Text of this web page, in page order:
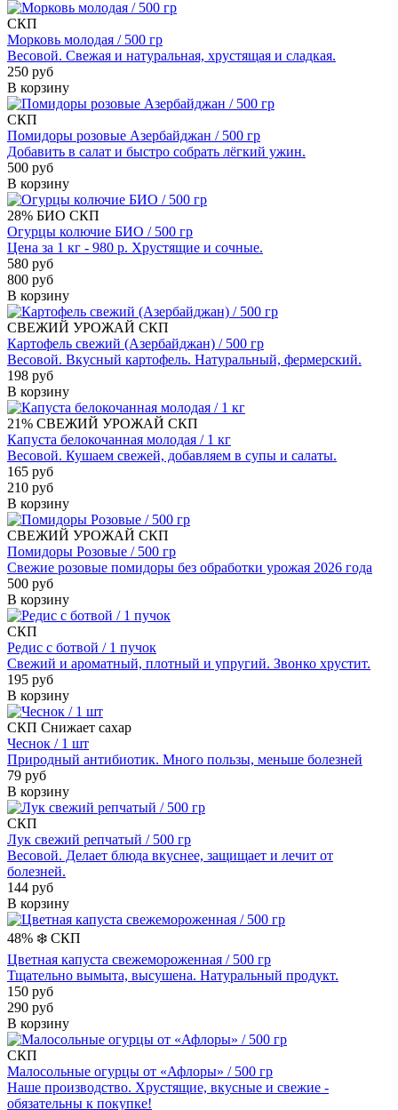
СКП
Морковь молодая / 500 гр
Весовой. Свежая и натуральная, хрустящая и сладкая.
250 руб
В корзину
СКП
Помидоры розовые Азербайджан / 500 гр
Добавить в салат и быстро собрать лёгкий ужин.
500 руб
В корзину
28% БИО СКП
Огурцы колючие БИО / 500 гр
Цена за 1 кг - 980 р. Хрустящие и сочные.
580 руб
800 руб
В корзину
СВЕЖИЙ УРОЖАЙ СКП
Картофель свежий (Азербайджан) / 500 гр
Весовой. Вкусный картофель. Натуральный, фермерский.
198 руб
В корзину
21% СВЕЖИЙ УРОЖАЙ СКП
Капуста белокочанная молодая / 1 кг
Весовой. Кушаем свежей, добавляем в супы и салаты.
165 руб
210 руб
В корзину
СВЕЖИЙ УРОЖАЙ СКП
Помидоры Розовые / 500 гр
Свежие розовые помидоры без обработки урожая 2026 года
500 руб
В корзину
СКП
Редис с ботвой / 1 пучок
Свежий и ароматный, плотный и упругий. Звонко хрустит.
195 руб
В корзину
СКП Снижает сахар
Чеснок / 1 шт
Природный антибиотик. Много пользы, меньше болезней
79 руб
В корзину
СКП
Лук свежий репчатый / 500 гр
Весовой. Делает блюда вкуснее, защищает и лечит от
болезней.
144 руб
В корзину
48% ❄️ СКП
Цветная капуста свежемороженная / 500 гр
Тщательно вымыта, высушена. Натуральный продукт.
150 руб
290 руб
В корзину
СКП
Малосольные огурцы от «Афлоры» / 500 гр
Наше производство. Хрустящие, вкусные и свежие -
обязательны к покупке!